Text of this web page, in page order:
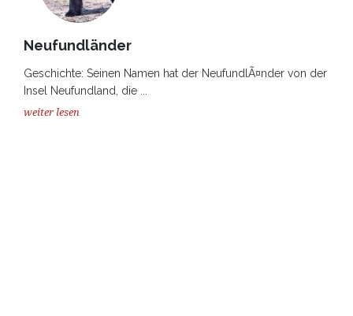
Neufundländer
Geschichte: Seinen Namen hat der NeufundlÃ¤nder von der
Insel Neufundland, die ...
weiter lesen